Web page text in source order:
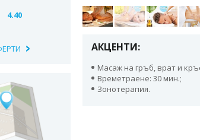
АКЦЕНТИ:
Масаж на гръб, врат и
Времетраене: 30 мин.;
Зонотерапия.
4.40